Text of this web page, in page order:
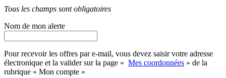
Tous les champs sont obligatoires
Nom de mon alerte
Pour recevoir les offres par e-mail, vous devez saisir votre adresse
électronique et la valider sur la page « Mes coordonnées » de la
rubrique « Mon compte »